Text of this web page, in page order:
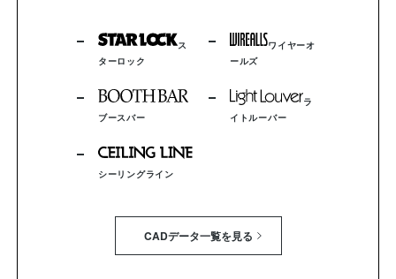
ス
ターロック
ブースバー
シーリングライン
ワイヤーオ
ールズ
ラ
イトルーバー
CADデータ一覧を見る